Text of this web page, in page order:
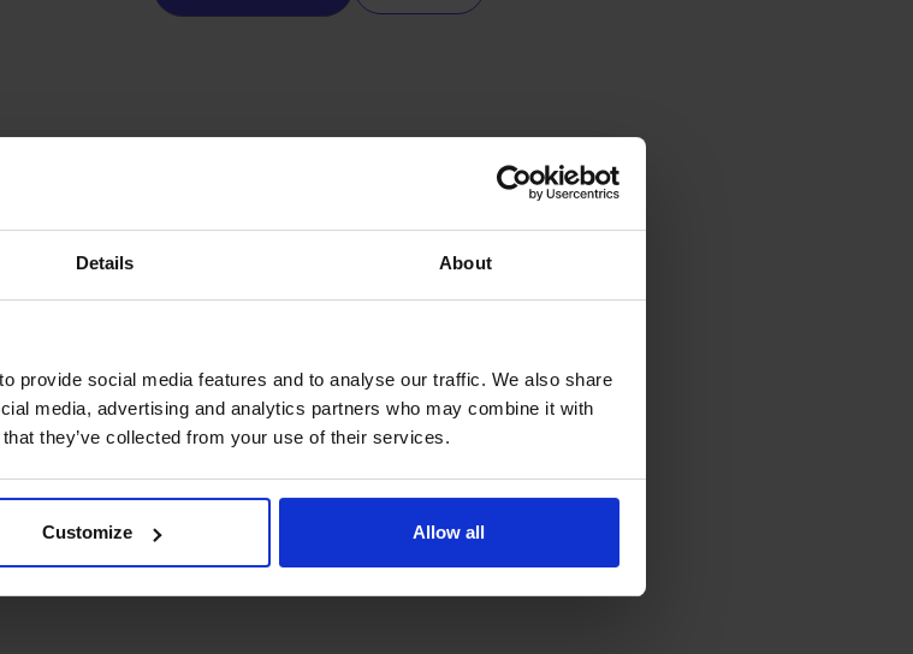
Details About
provide social media features and to analyse our traffic. We also share
media, advertising and analytics partners who may combine it with
they’ve collected from your use of their services.
Customize Allow all